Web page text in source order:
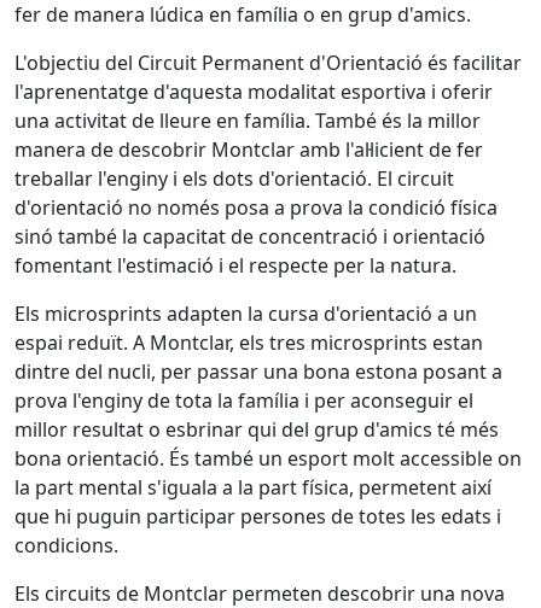
fer de manera lúdica en família o en grup d'amics.
L'objectiu del Circuit Permanent d'Orientació és facilitar
l'aprenentatge d'aquesta modalitat esportiva i oferir
una activitat de lleure en família. També és la millor
manera de descobrir Montclar amb l'al·licient de fer
treballar l'enginy i els dots d'orientació. El circuit
d'orientació no només posa a prova la condició física
sinó també la capacitat de concentració i orientació
fomentant l'estimació i el respecte per la natura.
Els microsprints adapten la cursa d'orientació a un
espai reduït. A Montclar, els tres microsprints estan
dintre del nucli, per passar una bona estona posant a
prova l'enginy de tota la família i per aconseguir el
millor resultat o esbrinar qui del grup d'amics té més
bona orientació. És també un esport molt accessible on
la part mental s'iguala a la part física, permetent així
que hi puguin participar persones de totes les edats i
condicions.
Els circuits de Montclar permeten descobrir una nova